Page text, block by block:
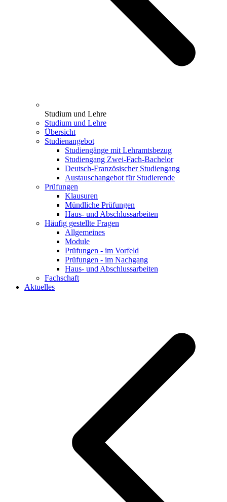
Studium und Lehre
Studium und Lehre
Übersicht
Studienangebot
Studiengänge mit Lehramtsbezug
Studiengang Zwei-Fach-Bachelor
Deutsch-Französischer Studiengang
Austauschangebot für Studierende
Prüfungen
Klausuren
Mündliche Prüfungen
Haus- und Abschlussarbeiten
Häufig gestellte Fragen
Allgemeines
Module
Prüfungen - im Vorfeld
Prüfungen - im Nachgang
Haus- und Abschlussarbeiten
Fachschaft
Aktuelles